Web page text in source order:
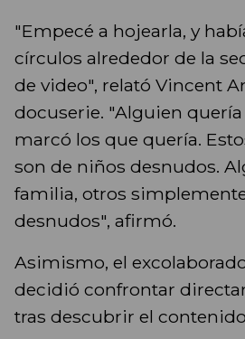
"Empecé a hojearla, y
círculos alrededor de la
de video", relató Vincent
docuserie. "Alguien quería
marcó los que quería.
son de niños desnudos.
familia, otros
desnudos", afirmó.
Asimismo, el
decidió confrontar
tras descubrir el